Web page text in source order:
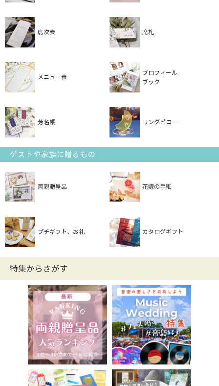
席次表 席札
メニュー表
プロフィール
ブック
芳名帳 リングピロー
ゲストや家族に贈るもの
両親贈呈品 花嫁の手紙
プチギフト、お礼 カタログギフト
特集からさがす